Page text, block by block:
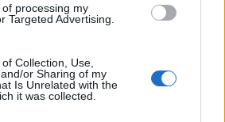
processing my
Targeted Advertising.
Collection, Use,
or Sharing of my
Is Unrelated with the
it was collected.